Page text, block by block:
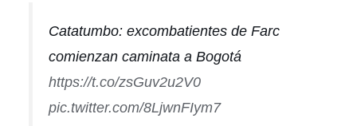
Catatumbo: excombatientes de Farc
comienzan caminata a Bogotá
https://t.co/zsGuv2u2V0
pic.twitter.com/8LjwnFIym7